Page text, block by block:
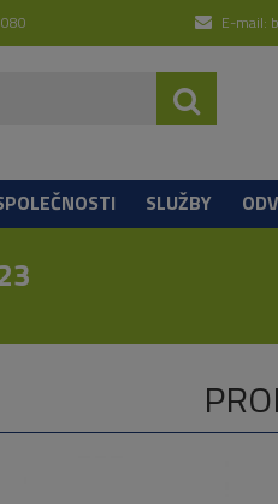
E-mail:
SLUŽBY